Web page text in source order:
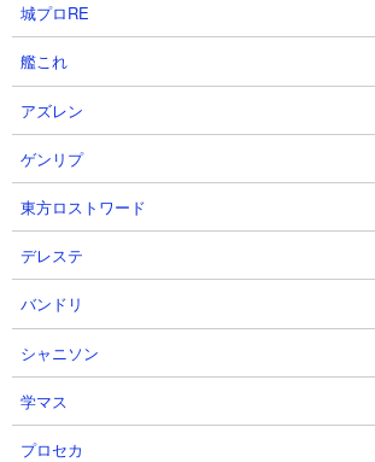
することがあります。異界にゃんこ塔40階な
攻撃力低下を発動させて邪魔な雑魚を排除する
ョンさえ整えてやれば、あの強敵ウララーで
るKBハメで倒せてしまったりします。
●獄炎鬼にゃんまにキャッツアイを
城プロRE
艦これ
アズレン
ゲンリプ
東方ロストワード
デレステ
バンドリ
シャニソン
学マス
プロセカ